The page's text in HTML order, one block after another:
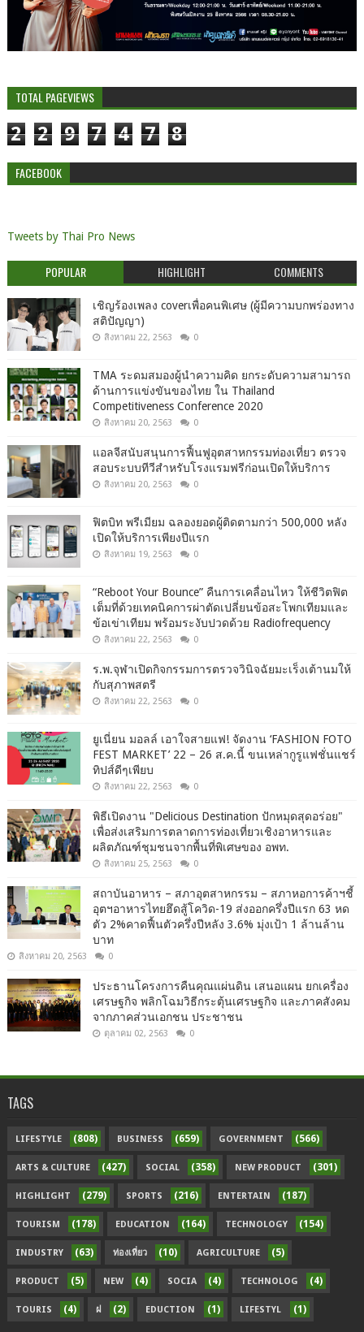
TOTAL PAGEVIEWS
2 2 9 7 4 7 8
FACEBOOK
Tweets by Thai Pro News
POPULAR HIGHLIGHT COMMENTS
เชิญร้องเพลง coverเพื่อคนพิเศษ (ผู้มีความบกพร่องทาง
สติปัญญา)
สิงหาคม 22, 2563 0
TMA ระดมสมองผู้นำความคิด ยกระดับความสามารถ
ด้านการแข่งขันของไทย ใน Thailand
Competitiveness Conference 2020
สิงหาคม 20, 2563 0
แอลจีสนับสนุนการฟื้นฟูอุตสาหกรรมท่องเที่ยว ตรวจ
สอบระบบทีวีสำหรับโรงแรมฟรีก่อนเปิดให้บริการ
สิงหาคม 20, 2563 0
ฟิตบิท พรีเมียม ฉลองยอดผู้ติดตามกว่า 500,000 หลัง
เปิดให้บริการเพียงปีแรก
สิงหาคม 19, 2563 0
“Reboot Your Bounce” คืนการเคลื่อนไหว ให้ชีวิตฟิต
เต็มที่ด้วยเทคนิคการผ่าตัดเปลี่ยนข้อสะโพกเทียมและ
ข้อเข่าเทียม พร้อมระงับปวดด้วย Radiofrequency
สิงหาคม 22, 2563 0
ร.พ.จุฬาเปิดกิจกรรมการตรวจวินิจฉัยมะเร็งเต้านมให้
กับสุภาพสตรี
สิงหาคม 22, 2563 0
ยูเนี่ยน มอลล์ เอาใจสายแฟ! จัดงาน ‘FASHION FOTO
FEST MARKET’ 22 – 26 ส.ค.นี้ ขนเหล่ากูรูแฟชั่นแชร์
ทิปส์ดีๆเพียบ
สิงหาคม 22, 2563 0
พิธีเปิดงาน "Delicious Destination ปักหมุดสุดอร่อย"
เพื่อส่งเสริมการตลาดการท่องเที่ยวเชิงอาหารและ
ผลิตภัณฑ์ชุมชนจากพื้นที่พิเศษของ อพท.
สิงหาคม 25, 2563 0
สถาบันอาหาร – สภาอุตสาหกรรม – สภาหอการค้าฯชี้
อุตฯอาหารไทยฮึดสู้โควิด-19 ส่งออกครึ่งปีแรก 63 หด
ตัว 2%คาดฟื้นตัวครึ่งปีหลัง 3.6% มุ่งเป้า 1 ล้านล้าน
บาท
สิงหาคม 20, 2563 0
ประธานโครงการคืนคุณแผ่นดิน เสนอแผน ยกเครื่อง
เศรษฐกิจ พลิกโฉมวิธีกระตุ้นเศรษฐกิจ และภาคสังคม
จากภาคส่วนเอกชน ประชาชน
ตุลาคม 02, 2563 0
TAGS
LIFESTYLE (808) BUSINESS (659) GOVERNMENT (566)
ARTS & CULTURE (427) SOCIAL (358) NEW PRODUCT (301)
HIGHLIGHT (279) SPORTS (216) ENTERTAIN (187)
TOURISM (178) EDUCATION (164) TECHNOLOGY (154)
INDUSTRY (63) ท่องเที่ยว (10) AGRICULTURE (5)
PRODUCT (5) NEW (4) SOCIA (4) TECHNOLOG (4)
TOURIS (4) ฝ (2) EDUCTION (1) LIFESTYL (1)